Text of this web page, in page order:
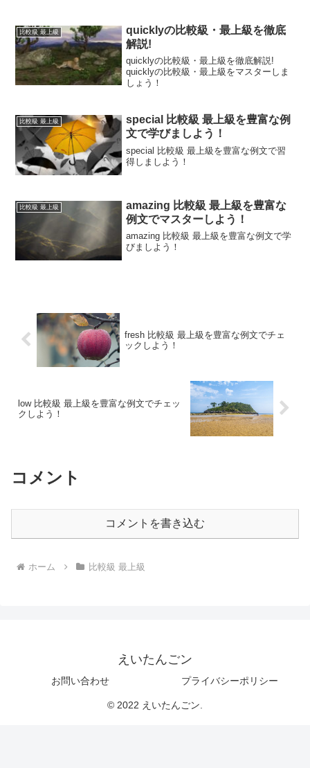
比較級 最上級
quicklyの比較級・最上級を徹底
解説!
quicklyの比較級・最上級を徹底解説!
quicklyの比較級・最上級をマスターしま
しょう！
比較級 最上級
special 比較級 最上級を豊富な例
文で学びましよう！
special 比較級 最上級を豊富な例文で習
得しましよう！
比較級 最上級
amazing 比較級 最上級を豊富な
例文でマスターしよう！
amazing 比較級 最上級を豊富な例文で学
びましよう！
fresh 比較級 最上級を豊富な例文でチェ
ックしよう！
low 比較級 最上級を豊富な例文でチェッ
クしよう！
コメント
コメントを書き込む
ホーム 比較級 最上級
えいたんごン
お問い合わせ プライバシーポリシー
© 2022 えいたんごン.